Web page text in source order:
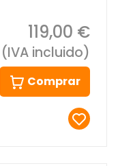
119,00 €
(IVA incluido)
Comprar